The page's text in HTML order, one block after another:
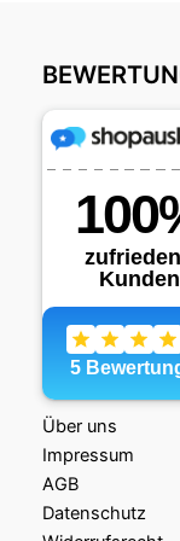
k
Über uns
Impressum
AGB
Datenschutz